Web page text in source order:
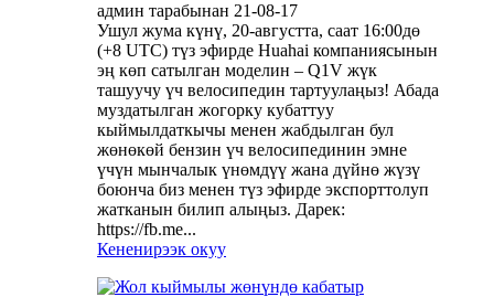
админ тарабынан 21-08-17
Ушул жума күнү, 20-августта, саат 16:00дө
(+8 UTC) түз эфирде Huahai компаниясынын
эң көп сатылган моделин – Q1V жүк
ташуучу үч велосипедин тартуулаңыз! Абада
муздатылган жогорку кубаттуу
кыймылдаткычы менен жабдылган бул
жөнөкөй бензин үч велосипединин эмне
үчүн мынчалык үнөмдүү жана дүйнө жүзү
боюнча биз менен түз эфирде экспорттолуп
жатканын билип алыңыз. Дарек:
https://fb.me...
Кененирээк окуу